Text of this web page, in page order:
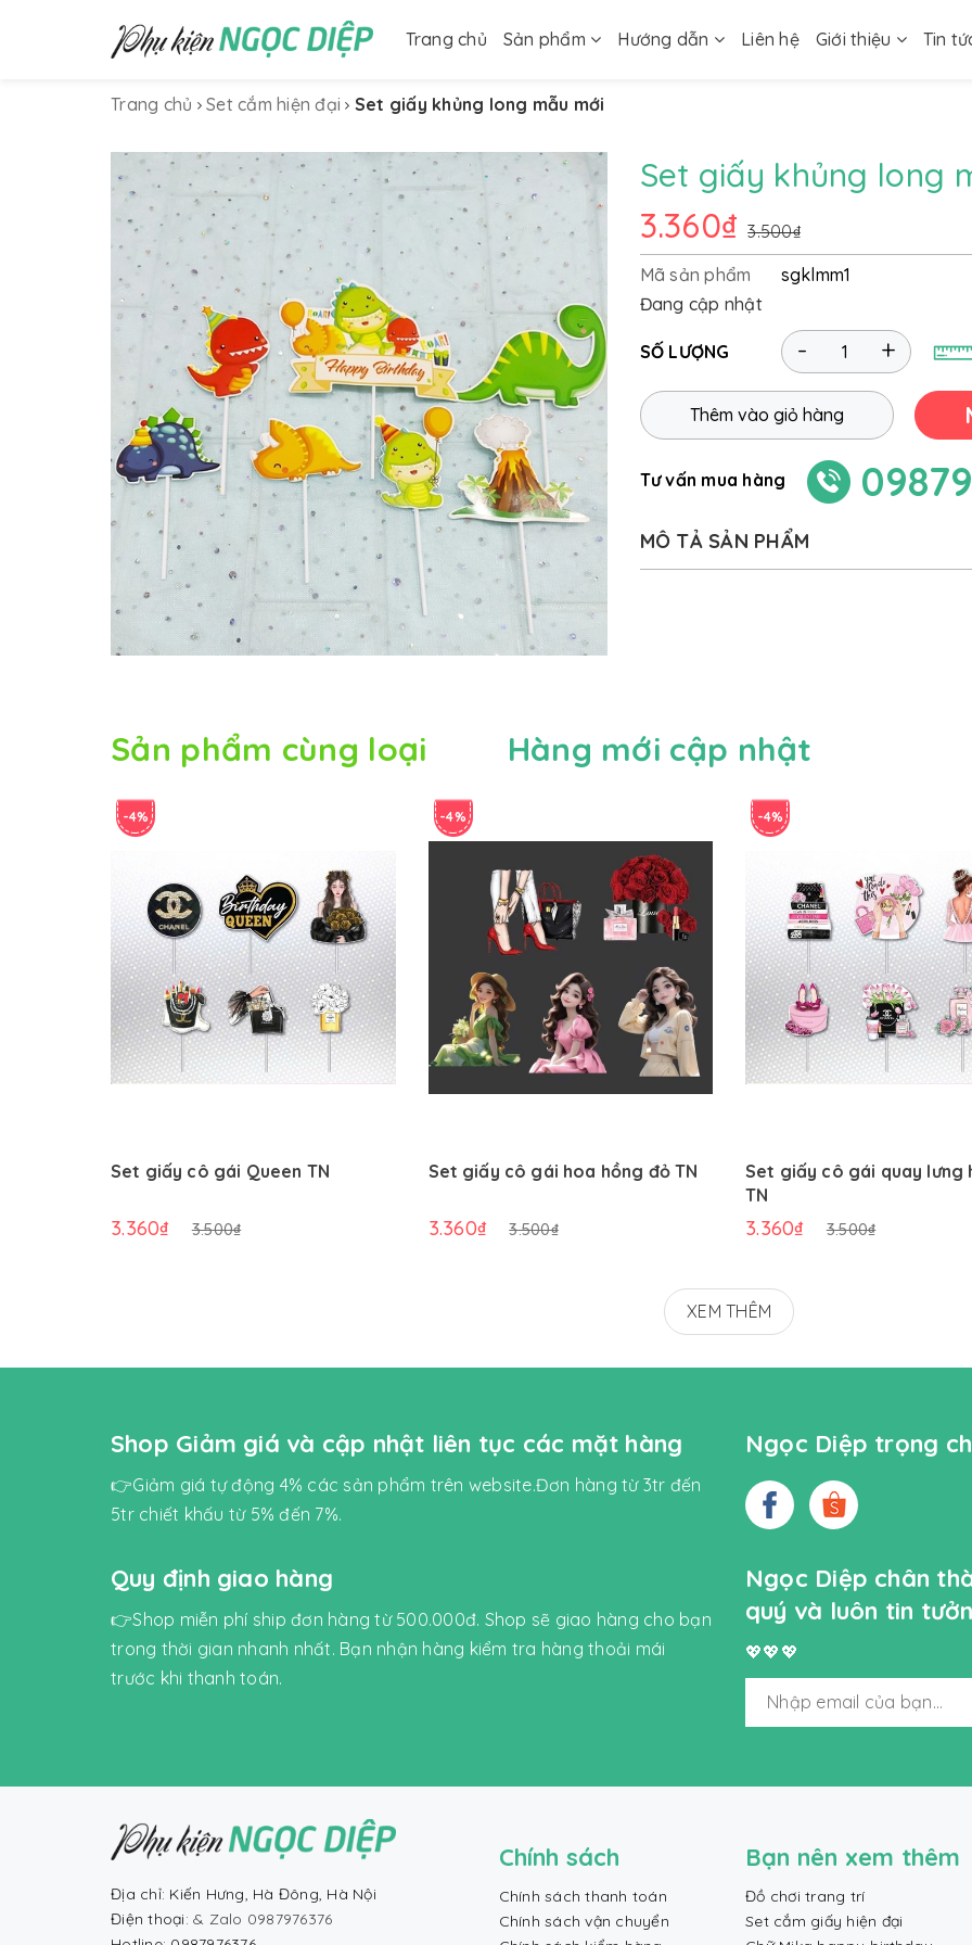
Trang chủ Sản phẩm Hướng dẫn Liên hệ Giới thiệu Tin
Trang chủ Set cắm hiện đại Set giấy khủng long mẫu mới
Set giấy khủng long
3.360₫ 3.500₫
Mã sản phẩm
sgklmm1
Đang cập nhật
SỐ LƯỢNG +
-
Thêm vào giỏ hàng
Tư vấn mua hàng
MÔ TẢ SẢN PHẨM
Sản phẩm cùng loại Hàng mới cập nhật
-4%
Set giấy cô gái Queen TN
3.360₫ 3.500₫
-4%
Set giấy cô gái hoa hồng đỏ TN
3.360₫ 3.500₫
-4%
Set giấy cô gái quay lưng
TN
3.360₫ 3.500₫
XEM THÊM
Shop Giảm giá và cập nhật liên tục các mặt hàng
👉Giảm giá tự động 4% các sản phẩm trên website.Đơn hàng từ 3tr đến
5tr chiết khấu từ 5% đến 7%.
Quy định giao hàng
👉Shop miễn phí ship đơn hàng từ 500.000đ. Shop sẽ giao hàng cho bạn
trong thời gian nhanh nhất. Bạn nhận hàng kiểm tra hàng thoải mái
trước khi thanh toán.
Ngọc Diệp trọng
Ngọc Diệp chân
quý và luôn tin
💖💖💖
Địa chỉ: Kiến Hưng, Hà Đông, Hà Nội
Điện thoại: & Zalo 0987976376
Chính sách
Chính sách thanh toán
Chính sách vận chuyển
Bạn nên xem thêm
Đồ chơi trang trí
Set cắm giấy hiện đại